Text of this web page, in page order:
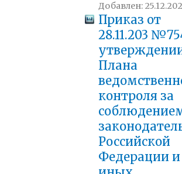
Добавлен:
Приказ от
28.11.203
Плана
контроля за
Российской
Федерации и